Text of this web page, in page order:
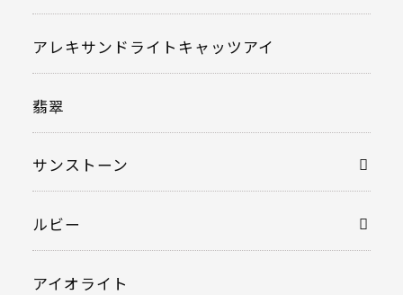
アレキサンドライトキャッツアイ
翡翠
サンストーン
ルビー
アイオライト